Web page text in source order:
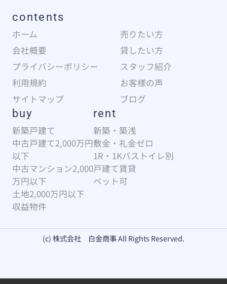
contents
ホーム
売りたい方
会社概要
貸したい方
プライバシーポリシー
スタッフ紹介
利用規約
お客様の声
サイトマップ
ブログ
buy
新築戸建て
中古戸建て2,000万円
以下
中古マンション2,000
万円以下
土地2,000万円以下
収益物件
rent
新築・築浅
敷金・礼金ゼロ
1R・1Kバストイレ別
戸建て賃貸
ペット可
(c) 株式会社 白金商事 All Rights Reserved.